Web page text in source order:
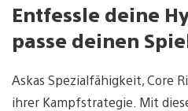
Entfessle deine
passe deinen
Askas Spezialfähigkeit, Core
ihrer Kampfstrategie. Mit